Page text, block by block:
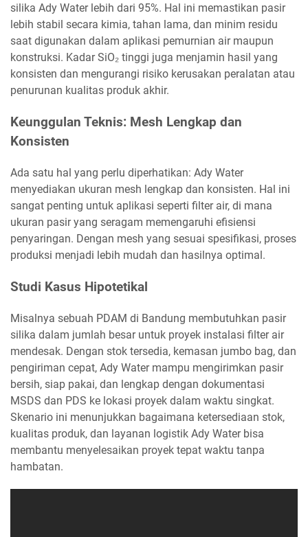
silika Ady Water lebih dari 95%. Hal ini memastikan pasir
lebih stabil secara kimia, tahan lama, dan minim residu
saat digunakan dalam aplikasi pemurnian air maupun
konstruksi. Kadar SiO₂ tinggi juga menjamin hasil yang
konsisten dan mengurangi risiko kerusakan peralatan atau
penurunan kualitas produk akhir.
Keunggulan Teknis: Mesh Lengkap dan
Konsisten
Ada satu hal yang perlu diperhatikan: Ady Water
menyediakan ukuran mesh lengkap dan konsisten. Hal ini
sangat penting untuk aplikasi seperti filter air, di mana
ukuran pasir yang seragam memengaruhi efisiensi
penyaringan. Dengan mesh yang sesuai spesifikasi, proses
produksi menjadi lebih mudah dan hasilnya optimal.
Studi Kasus Hipotetikal
Misalnya sebuah PDAM di Bandung membutuhkan pasir
silika dalam jumlah besar untuk proyek instalasi filter air
mendesak. Dengan stok tersedia, kemasan jumbo bag, dan
pengiriman cepat, Ady Water mampu mengirimkan pasir
bersih, siap pakai, dan lengkap dengan dokumentasi
MSDS dan PDS ke lokasi proyek dalam waktu singkat.
Skenario ini menunjukkan bagaimana ketersediaan stok,
kualitas produk, dan layanan logistik Ady Water bisa
membantu menyelesaikan proyek tepat waktu tanpa
hambatan.